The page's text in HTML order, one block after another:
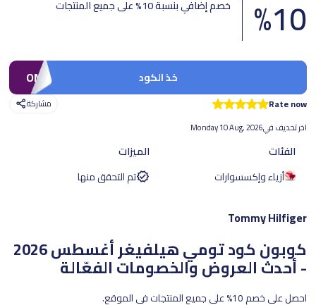
10
% خصم إضافي بنسبة 10% على جميع المنتجات
OMSEA خذ الكود
Rate now
مشاركة
اخر تحديف فيMonday 10 Aug, 2026
الفئات
أزياء وإكسسوارات
الميزات
تم التحقق منها
Tommy Hilfiger
كوبون كود تومي هيلفيغر أغسطس 2026
- أحدث العروض والخصومات الفعّالة
احصل على خصم 10% على جميع المنتجات في الموقع.